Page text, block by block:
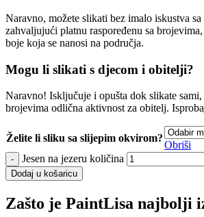
Naravno, možete slikati bez imalo iskustva
zahvaljujući platnu raspoređenu sa
boje koja se nanosi na područja.
Mogu li slikati s djecom i obitelji?
Naravno! Isključuje i opušta dok slikate
brojevima odlična aktivnost za obitelj.
Želite li sliku sa slijepim okvirom?
Obriši
Jesen na jezeru količina
Dodaj u košaricu
Zašto je PaintLisa najbolji